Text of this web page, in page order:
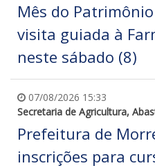
Mês do
visita guiada à
neste sábado (8)
07/08/2026 15:33
Secretaria de Agricultura,
Prefeitura de
inscrições para